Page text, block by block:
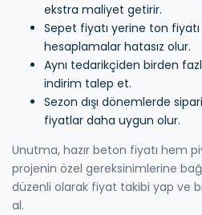
ekstra maliyet getirir.
Sepet fiyatı yerine ton fiyatı
hesaplamalar hatasız olur.
Aynı tedarikçiden birden
indirim talep et.
Sezon dışı dönemlerde
fiyatlar daha uygun olur.
Unutma, hazır beton fiyatı hem
projenin özel gereksinimlerine
düzenli olarak fiyat takibi yap ve
al.